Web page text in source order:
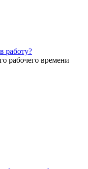
работу?
рабочего времени